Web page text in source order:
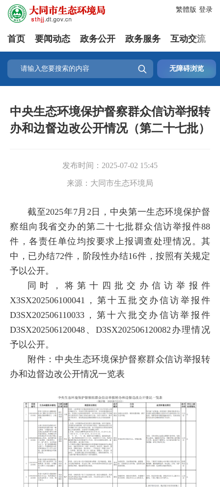
登录
繁體版
首页 要闻动态 政务公开 政务服务 互动交流
 无障碍浏览
中央生态环境保护督察群众信访举报转
办和边督边改公开情况（第二十七批）
发布时间： 2025-07-02 15:45
来源： 大同市生态环境局
截至2025年7月2日，中央第一生态环境保护督
察组向我省交办的第二十七批群众信访举报件88
件，各责任单位均按要求上报调查处理情况。其
中，已办结72件，阶段性办结16件，按照有关规定
予以公开。
同时，将第十四批交办信访举报件
X3SX202506100041，第十五批交办信访举报件
D3SX202506110033，第十六批交办信访举报件
D3SX202506120048、D3SX202506120082办理情况
予以公开。
附件：中央生态环境保护督察群众信访举报转
办和边督边改公开情况一览表